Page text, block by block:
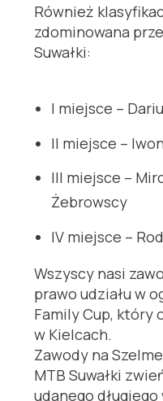
Również
zdominowana
Suwałki:
I miejsce –
II miejsce –
III miejsce –
Żebrowscy
IV miejsce –
Wszyscy nasi
prawo udziału w
Family Cup, który
w Kielcach.
Zawody na
MTB Suwałki
udanego